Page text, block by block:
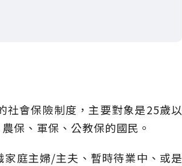
會保險制度，主要對象是25歲以
保、軍保、公教保的國民。
庭主婦/主夫、暫時待業中、或是